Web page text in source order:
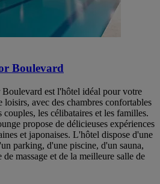
Boulevard
est l'hôtel idéal pour votre
loisirs, avec des chambres confortables
couples, les célibataires et les familles.
propose de délicieuses expériences
et japonaises. L'hôtel dispose d'une
parking, d'une piscine, d'un sauna,
massage et de la meilleure salle de